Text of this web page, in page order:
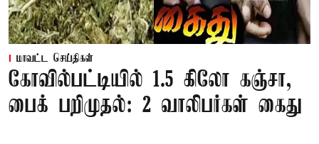
மாவட்ட செய்திகள்
கோவில்பட்டியில் 1.5 கிலோ கஞ்சா,
பைக் பறிமுதல்: 2 வாலிபர்கள் கைது